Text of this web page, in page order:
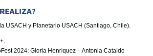
USACH y Planetario USACH (Santiago, Chile).
2024: Gloria Henríquez – Antonia Cataldo